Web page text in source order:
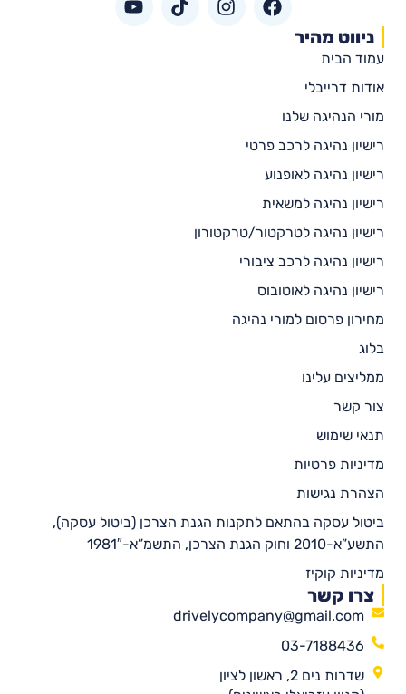
ניווט מהיר
עמוד הבית
אודות דרייבלי
מורי הנהיגה שלנו
רישיון נהיגה לרכב פרטי
רישיון נהיגה לאופנוע
רישיון נהיגה למשאית
רישיון נהיגה לטרקטור/טרקטורון
רישיון נהיגה לרכב ציבורי
רישיון נהיגה לאוטובוס
מחירון פרסום למורי נהיגה
בלוג
ממליצים עלינו
צור קשר
תנאי שימוש
מדיניות פרטיות
הצהרת נגישות
ביטול עסקה בהתאם לתקנות הגנת הצרכן (ביטול עסקה),
התשע”א-2010 וחוק הגנת הצרכן, התשמ”א-1981″
מדיניות קוקיז
צרו קשר
drivelycompany@gmail.com
03-7188436
שדרות נים 2, ראשון לציון